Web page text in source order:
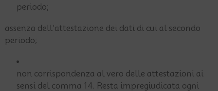
periodo;
assenza dell’attestazione dei dati di cui al secondo
periodo;
non corrispondenza al vero delle attestazioni ai
sensi del comma 14. Resta impregiudicata ogni